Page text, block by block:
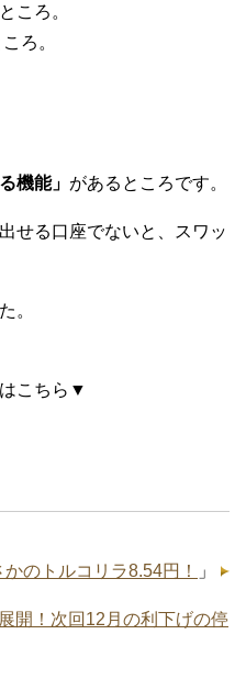
ころ。
ろ。
機能」 があるところです。
せる口座でないと、スワッ
。
こちら▼
のトルコリラ8.54円！ 」
開！次回12月の利下げの停